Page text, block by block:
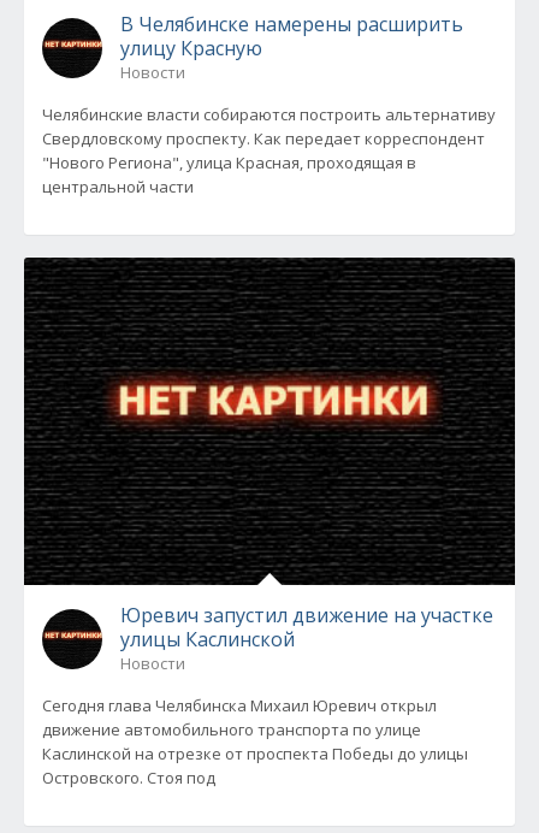
В Челябинске намерены расширить
улицу Красную
Новости
Челябинские власти собираются построить альтернативу
Свердловскому проспекту. Как передает корреспондент
"Нового Региона", улица Красная, проходящая в
центральной части
Юревич запустил движение на участке
улицы Каслинской
Новости
Сегодня глава Челябинска Михаил Юревич открыл
движение автомобильного транспорта по улице
Каслинской на отрезке от проспекта Победы до улицы
Островского. Стоя под